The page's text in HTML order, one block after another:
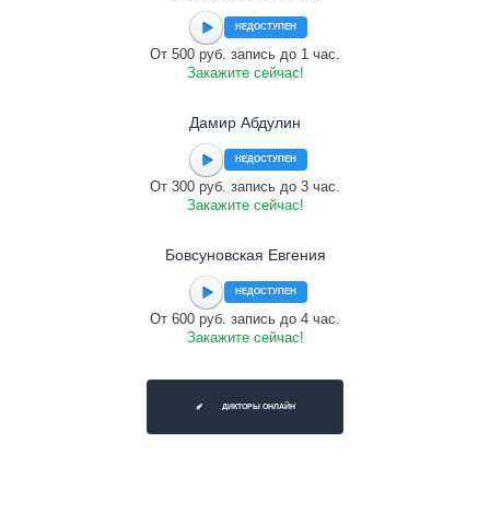
НЕДОСТУПЕН
От 500 руб. запись до 1 час.
Закажите сейчас!
Дамир Абдулин
НЕДОСТУПЕН
От 300 руб. запись до 3 час.
Закажите сейчас!
Бовсуновская Евгения
НЕДОСТУПЕН
От 600 руб. запись до 4 час.
Закажите сейчас!
ДИКТОРЫ ОНЛАЙН